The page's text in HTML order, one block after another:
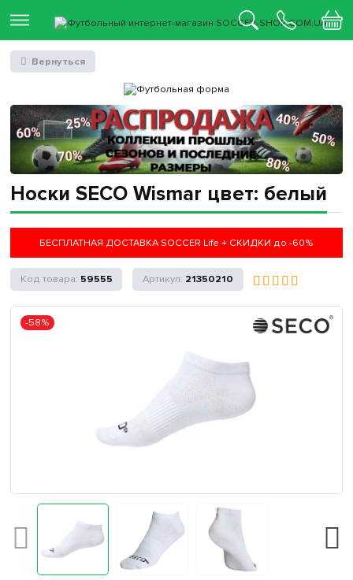
Носки SECO Wismar цвет: белый
БЕСПЛАТНАЯ ДОСТАВКА SOCCER Life + СКИДКИ до -60%
59555 21350210
-58%
Вернуться